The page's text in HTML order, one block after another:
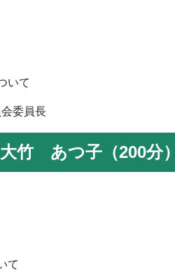
いて
委員長
竹 あつ子（200分）
て